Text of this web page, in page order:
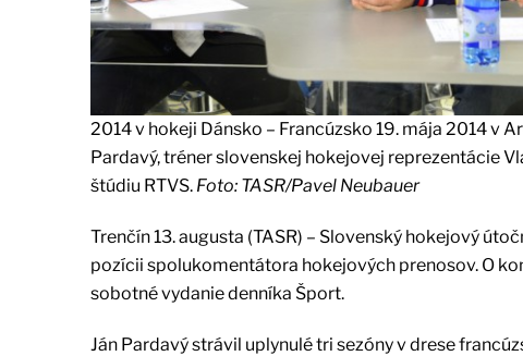
2014 v hokeji Dánsko – Francúzsko 19. mája 2014 v
Pardavý, tréner slovenskej hokejovej reprezentácie
štúdiu RTVS. Foto: TASR/Pavel Neubauer
Trenčín 13. augusta (TASR) – Slovenský hokejový
pozícii spolukomentátora hokejových prenosov. O
sobotné vydanie denníka Šport.
Ján Pardavý strávil uplynulé tri sezóny v drese